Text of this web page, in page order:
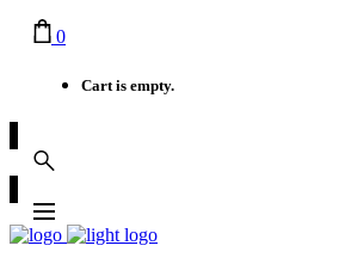
0
Cart is empty.